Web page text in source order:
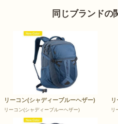
同じブランドの
リーコン(シャディーブルーヘザー)
リーコン(シャディーブルーヘザー) リ